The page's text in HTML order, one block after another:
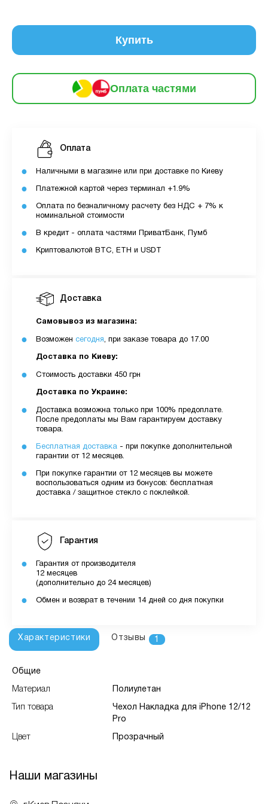
Купить
Оплата частями
Для оформлення розстрочки вам необхідно
Максимальна сума розстрочки дорівнює
З боку ПУМБ немає жодних прихованих комісій
чи прихованих платежів.
MyCloudStore.
Доставка
Самовывоз из магазина:
Возможен сегодня, при заказе товара до 17.00
Доставка по Киеву:
Стоимость доставки 450 грн
Доставка по Украине:
Доставка возможна только при 100% предоплате.
После предоплаты мы Вам гарантируем доставку
товара.
Бесплатная доставка - при покупке дополнительной
гарантии от 12 месяцев.
При покупке гарантии от 12 месяцев вы можете
воспользоваться одним из бонусов: бесплатная
доставка / защитное стекло с поклейкой.
Гарантия
Гарантия от производителя
12 месяцев
(дополнительно до 24 месяцев)
Обмен и возврат в течении 14 дней со дня покупки
Оплата
Наличными в магазине или при доставке по Киеву
Платежной картой через терминал +1.9%
Оплата по безналичному расчету без НДС + 7% к
номинальной стоимости
В кредит - оплата частями ПриватБанк, Пумб
Криптовалютой BTC, ETH и USDT
Характеристики Отзывы 1
Общие
Материал Полиулетан
Тип товара
Чехол Накладка для iPhone 12/12
Pro
Цвет Прозрачный
Наши магазины